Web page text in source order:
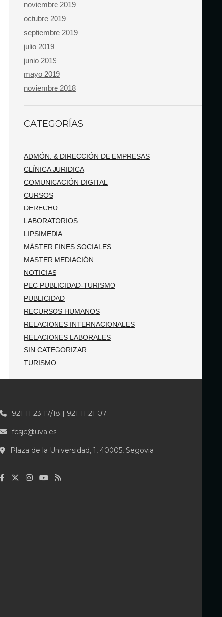
noviembre 2019
octubre 2019
septiembre 2019
julio 2019
junio 2019
mayo 2019
noviembre 2018
CATEGORÍAS
ADMÓN. & DIRECCIÓN DE EMPRESAS
CLÍNICA JURIDICA
COMUNICACIÓN DIGITAL
CURSOS
DERECHO
LABORATORIOS
LIPSIMEDIA
MÁSTER FINES SOCIALES
MASTER MEDIACIÓN
NOTICIAS
PEC PUBLICIDAD-TURISMO
PUBLICIDAD
RECURSOS HUMANOS
RELACIONES INTERNACIONALES
RELACIONES LABORALES
SIN CATEGORIZAR
TURISMO
921 11 23 17/18 | 921 11 21 07
fcsjc@uva.es
Plaza de la Universidad, 1, 40005, Segovia